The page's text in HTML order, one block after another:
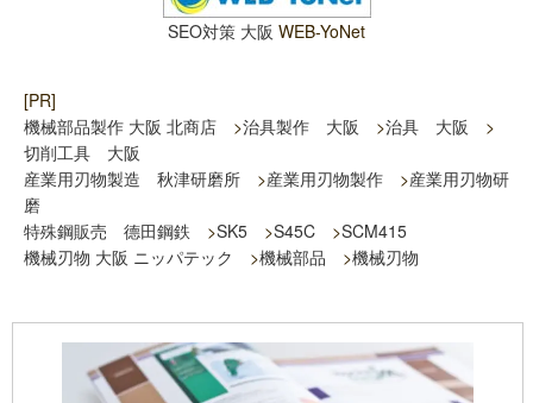
SEO対策 大阪 WEB-YoNet
[PR]
機械部品製作 大阪 北商店 >治具製作 大阪 >治具 大阪 >
切削工具 大阪
産業用刃物製造 秋津研磨所 >産業用刃物製作 >産業用刃物研
磨
特殊鋼販売 德田鋼鉄 >SK5 >S45C >SCM415
機械刃物 大阪 ニッパテック >機械部品 >機械刃物